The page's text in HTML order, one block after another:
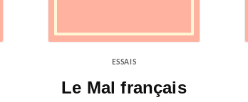
ESSAIS
Le Mal français